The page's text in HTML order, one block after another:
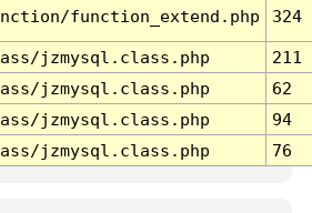
function_extend.php 324
jzmysql.class.php
211
jzmysql.class.php
62
jzmysql.class.php
94
jzmysql.class.php 76